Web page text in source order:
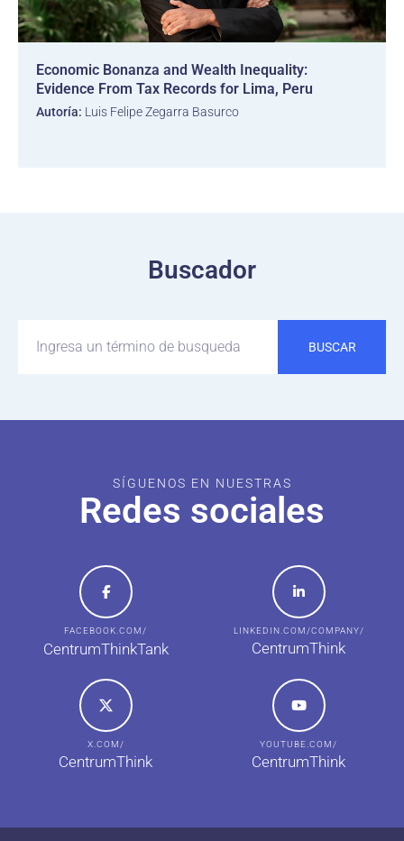
Economic Bonanza and Wealth Inequality:
Evidence From Tax Records for Lima, Peru
Autoría: Luis Felipe Zegarra Basurco
Buscador
BUSCAR
SÍGUENOS EN NUESTRAS
Redes sociales
FACEBOOK.COM/
CentrumThinkTank
LINKEDIN.COM/COMPANY/
CentrumThink
X.COM/
CentrumThink
YOUTUBE.COM/
CentrumThink